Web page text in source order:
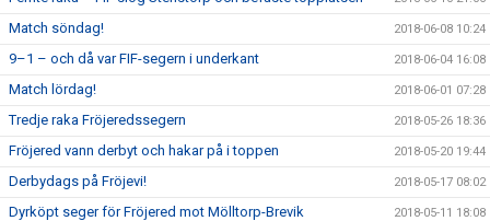
Match söndag! 2018-06-08 10:24
9–1 – och då var FIF-segern i underkant 2018-06-04 16:08
Match lördag! 2018-06-01 07:28
Tredje raka Fröjeredssegern 2018-05-26 18:36
Fröjered vann derbyt och hakar på i toppen 2018-05-20 19:44
Derbydags på Fröjevi! 2018-05-17 08:02
Dyrköpt seger för Fröjered mot Mölltorp-Brevik 2018-05-11 18:08